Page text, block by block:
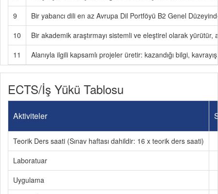
9
Bir yabancı dili en az Avrupa Dil Portföyü B2 Genel
10
Bir akademik araştırmayı sistemli ve eleştirel olarak
11
Alanıyla ilgili kapsamlı projeler üretir: kazandığı bilgi,
ECTS/İş Yükü Tablosu
Aktiviteler
Teorik Ders saati (Sınav haftası dahildir: 16 x teorik ders saati)
Laboratuar
Uygulama